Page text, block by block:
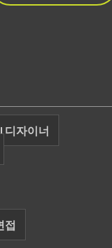
디자이너
접